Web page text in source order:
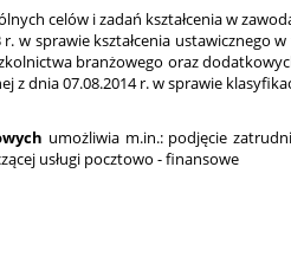
celów i zadań kształcenia w
sprawie kształcenia ustawicznego
branżowego oraz
dnia 07.08.2014 r. w sprawie
umożliwia m.in.: podjęcie
usługi pocztowo - finansowe